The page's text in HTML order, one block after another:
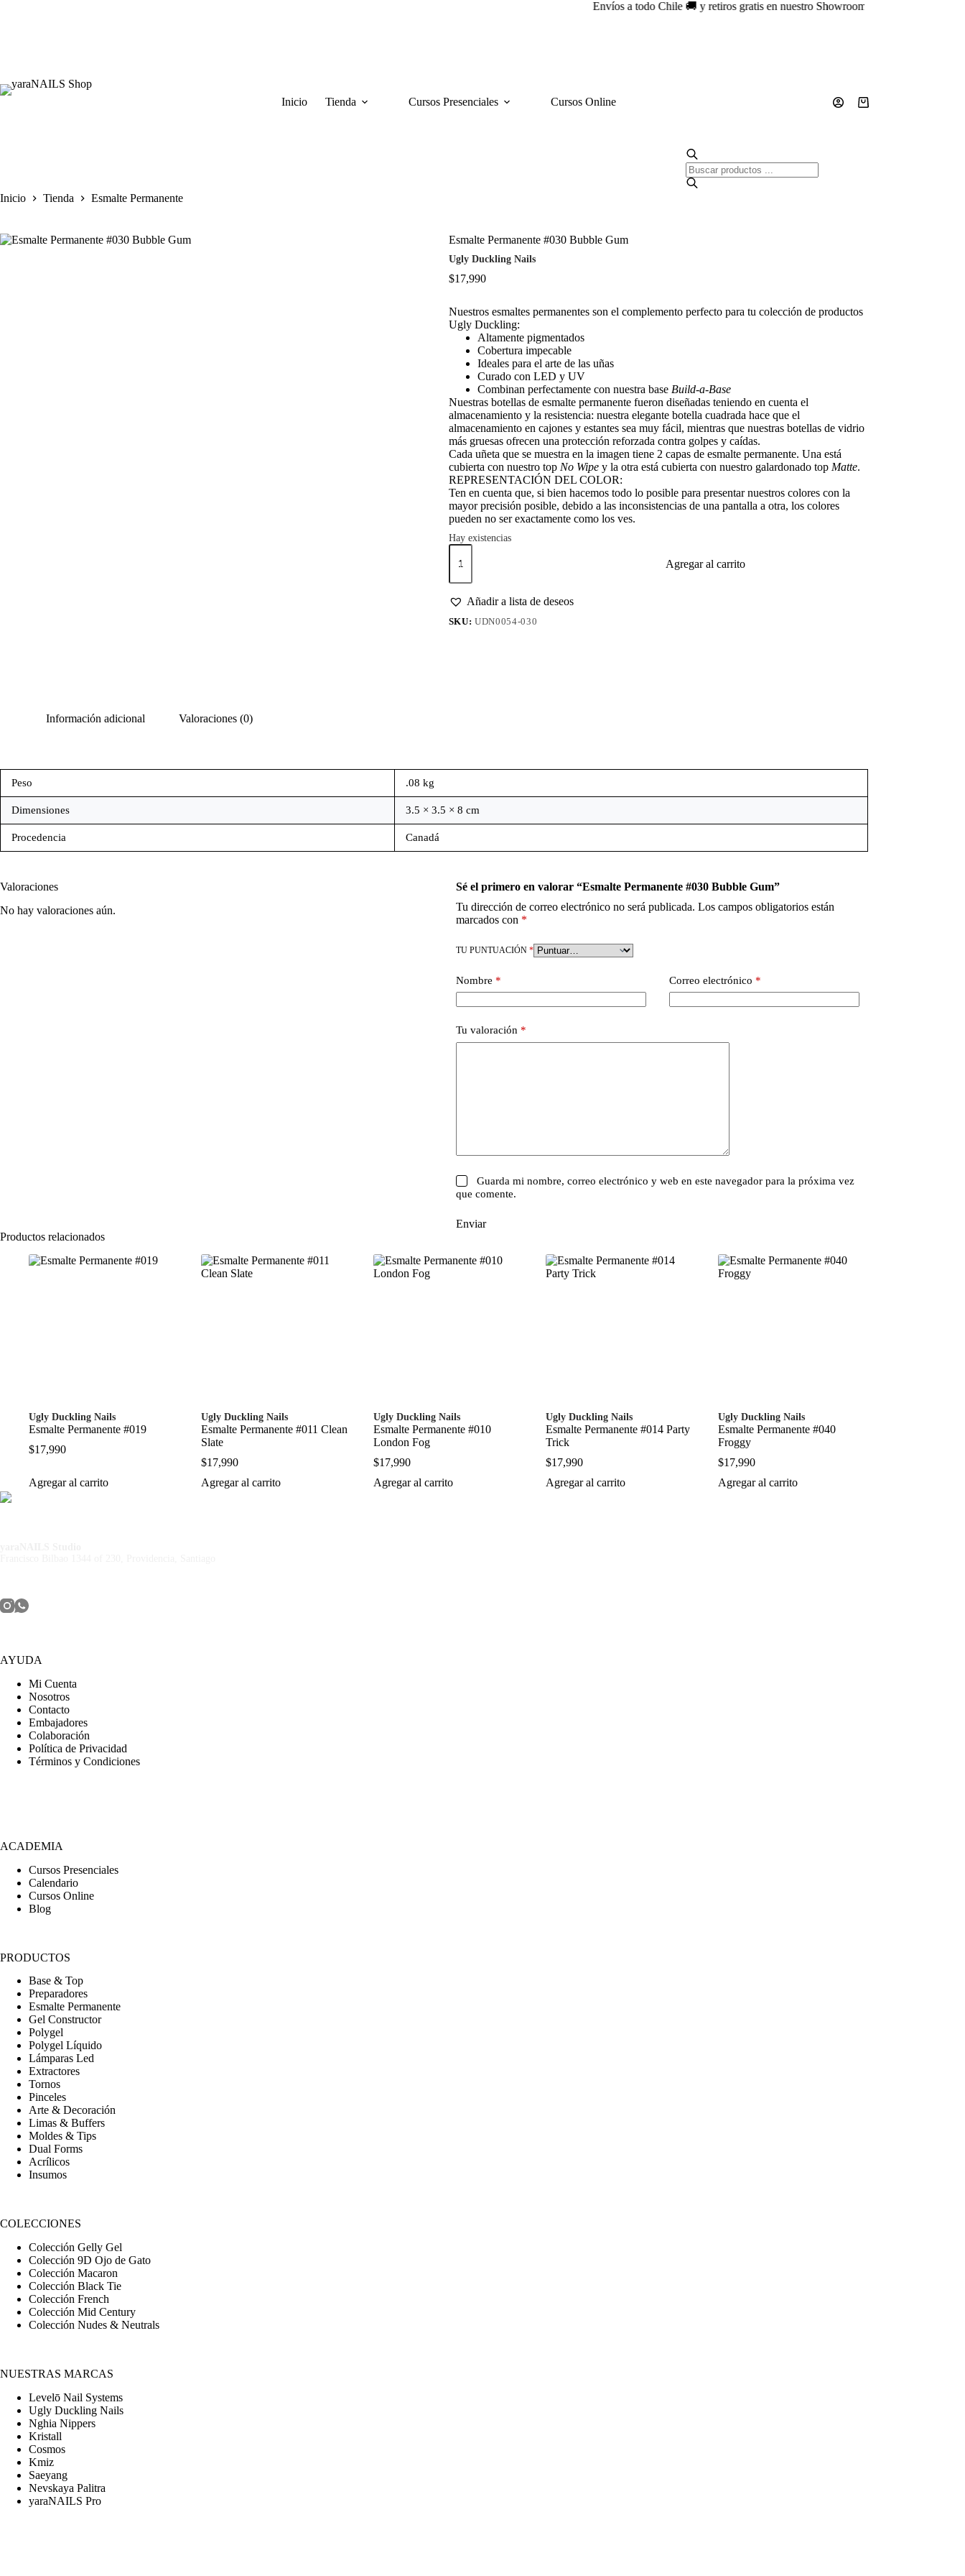
Envíos a todo Chile 🚚 y retiros gratis en nuestro Showroom en Providencia ✨ |
Inicio Tienda Cursos Presenciales Cursos Online
Búsqueda
de
productos
Carro
Inicio Tienda Esmalte Permanente
Esmalte Permanente #030 Bubble Gum
Ugly Duckling Nails
$17,990
Nuestros esmaltes permanentes son el complemento perfecto para tu colección de productos
Ugly Duckling:
Altamente pigmentados
Cobertura impecable
Ideales para el arte de las uñas
Curado con LED y UV
Combinan perfectamente con nuestra base Build-a-Base
Nuestras botellas de esmalte permanente fueron diseñadas teniendo en cuenta el
almacenamiento y la resistencia: nuestra elegante botella cuadrada hace que el
almacenamiento en cajones y estantes sea muy fácil, mientras que nuestras botellas de vidrio
más gruesas ofrecen una protección reforzada contra golpes y caídas.
Cada uñeta que se muestra en la imagen tiene 2 capas de esmalte permanente. Una está
cubierta con nuestro top No Wipey la otra está cubierta con nuestro galardonado top Matte.
REPRESENTACIÓN DEL COLOR:
Ten en cuenta que, si bien hacemos todo lo posible para presentar nuestros colores con la
mayor precisión posible, debido a las inconsistencias de una pantalla a otra, los colores
pueden no ser exactamente como los ves.
Hay existencias
Esmalte
Permanente
Bubble
Gum
cantidad
Agregar al carrito
Añadir a lista de deseos
SKU:UDN0054-030
Información adicional Valoraciones (0)
Peso .08 kg
Dimensiones 3.5 × 3.5 × 8 cm
Procedencia Canadá
Valoraciones
No hay valoraciones aún.
Sé el primero en valorar “Esmalte Permanente #030 Bubble Gum”
Tu dirección de correo electrónico no será publicada. Los campos obligatorios están
marcados con *
TU PUNTUACIÓN*
Nombre * Correo electrónico *
Tu valoración *
Guarda mi nombre, correo electrónico y web en este navegador para la próxima vez
que comente.
Enviar
Productos relacionados
Ugly Duckling Nails
Esmalte Permanente #019
$17,990
Agregar al carrito
Ugly Duckling Nails
Esmalte Permanente #011 Clean
Slate
$17,990
Agregar al carrito
Ugly Duckling Nails
Esmalte Permanente #010
London Fog
$17,990
Agregar al carrito
Ugly Duckling Nails
Esmalte Permanente #014 Party
Trick
$17,990
Agregar al carrito
Ugly Duckling Nails
Esmalte Permanente #040
Froggy
$17,990
Agregar al carrito
AYUDA
Mi Cuenta
Nosotros
Contacto
Embajadores
Colaboración
Política de Privacidad
Términos y Condiciones
ACADEMIA
Cursos Presenciales
Calendario
Cursos Online
Blog
PRODUCTOS
Base & Top
Preparadores
Esmalte Permanente
Gel Constructor
Polygel
Polygel Líquido
Lámparas Led
Extractores
Tornos
Pinceles
Arte & Decoración
Limas & Buffers
Moldes & Tips
Dual Forms
Acrílicos
Insumos
COLECCIONES
Colección Gelly Gel
Colección 9D Ojo de Gato
Colección Macaron
Colección Black Tie
Colección French
Colección Mid Century
Colección Nudes & Neutrals
NUESTRAS MARCAS
Levelō Nail Systems
Ugly Duckling Nails
Nghia Nippers
Kristall
Cosmos
Kmiz
Saeyang
Nevskaya Palitra
yaraNAILS Pro